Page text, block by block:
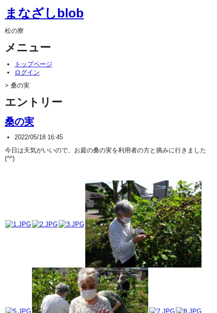
まなざしblob
松の寮
メニュー
トップページ
ログイン
> 桑の実
エントリー
桑の実
2022/05/18 16:45
今日は天気がいいので、お庭の桑の実を利用者の方と摘みに行きました
(^^)